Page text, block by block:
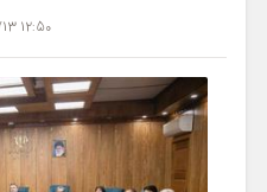
12:50 1403/11/13